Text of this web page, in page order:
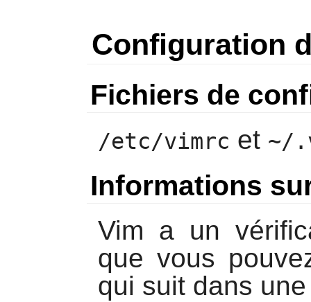
Configuration
Fichiers de
/etc/vimrc et ~/
Informations
Vim a un
que vous
qui suit dans